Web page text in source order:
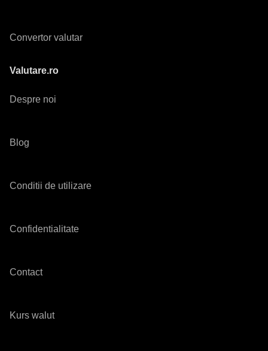
Convertor valutar
Valutare.ro
Despre noi
Blog
Conditii de utilizare
Confidentialitate
Contact
Kurs walut